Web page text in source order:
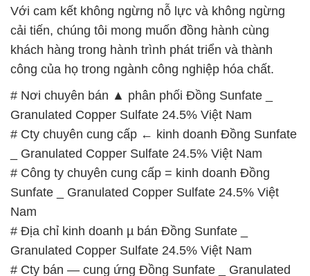
Nam
# Địa chỉ bán | phân phối Đồng Sunfate _
Granulated Copper Sulfate 24.5% Việt Nam
# Công ty kinh doanh ≡ bán Đồng Sunfate _
# Cty phân phối ~ cung cấp Đồng Sunfate _
Granulated Copper Sulfate 24.5% Việt Nam
# Nơi bán ← phân phối Đồng Sunfate _ Granulated
Copper Sulfate 24.5% Việt Nam
# Đơn vị kinh doanh ■ bán Đồng Sunfate _
Granulated Copper Sulfate 24.5% Việt Nam
📞PHÒNG KINH DOANH – CÔNG TY HÓA CHẤT
ĐẮC TRƯỜNG PHÁT🌐